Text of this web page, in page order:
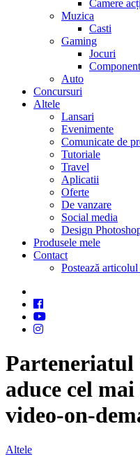
Camere
Muzica
Casti
Gaming
Jocuri
Auto
Concursuri
Altele
Lansari
Evenimente
Comunicate de
Tutoriale
Travel
Aplicatii
Oferte
De vanzare
Social media
Design
Produsele mele
Contact
Postează articolul
Parteneriatul
aduce cel
video-on-
Altele